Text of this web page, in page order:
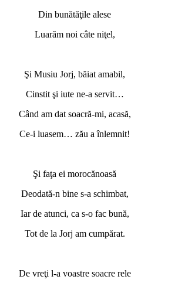
Din bunătăţile alese
Luarăm noi câte niţel,
Şi Musiu Jorj, băiat amabil,
Cinstit şi iute ne-a servit…
Când am dat soacră-mi, acasă,
Ce-i luasem… zău a înlemnit!
Şi faţa ei morocănoasă
Deodată-n bine s-a schimbat,
Iar de atunci, ca s-o fac bună,
Tot de la Jorj am cumpărat.
De vreţi l-a voastre soacre rele